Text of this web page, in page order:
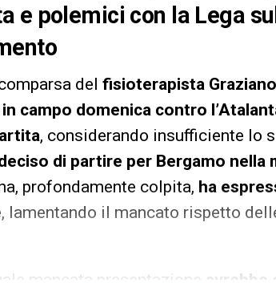
e polemici con la Lega
del fisioterapista
campo domenica contro
, considerando insufficiente lo
di partire per Bergamo nella
profondamente colpita, ha
, lamentando il mancato rispetto